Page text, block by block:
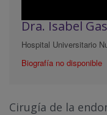
Dra. Isabel
Hospital Universitario
Biografía no disponible
Cirugía de la